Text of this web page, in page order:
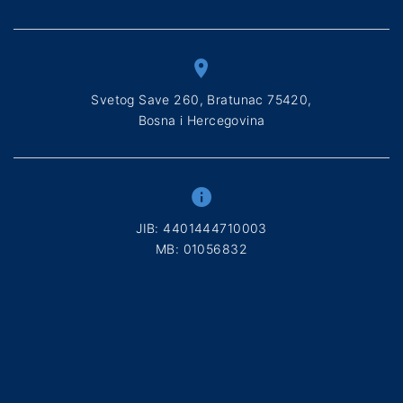
Svetog Save 260, Bratunac 75420,
Bosna i Hercegovina
ЈIB: 4401444710003
МB: 01056832